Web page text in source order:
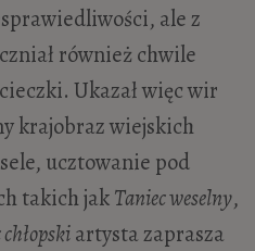
ale z
również chwile
Ukazał więc wir
krajobraz wiejskich
ucztowanie pod
takich jakTaniec weselny,
artysta zaprasza